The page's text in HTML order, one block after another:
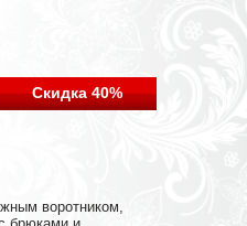
Скидка 40%
воротником,